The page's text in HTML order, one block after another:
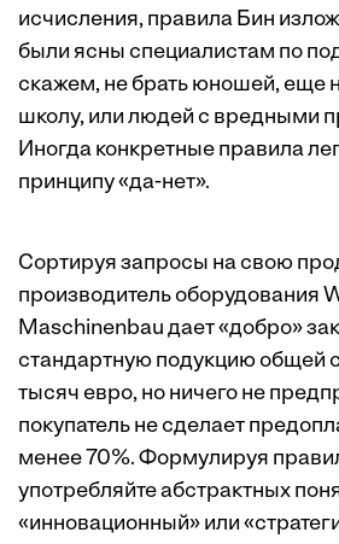
исчисления, правила Бин
были ясны специалистам по
скажем, не брать юношей, еще
школу, или людей с вредными
Иногда конкретные правила
принципу «да-нет».
Сортируя запросы на свою
производитель оборудования
Maschinenbau дает «добро»
стандартную подукцию общей
тысяч евро, но ничего не
покупатель не сделает
менее 70%. Формулируя
употребляйте абст­рактных
«инновационный» или